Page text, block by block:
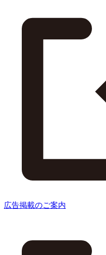
広告掲載のご案内